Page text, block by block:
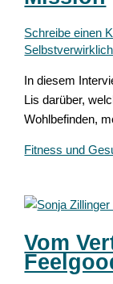
Schreibe einen
In diesem
Lis darüber,
Wohlbefinden,
Fitness und
Vom